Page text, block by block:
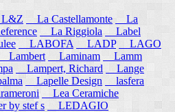
La Castellamonte
La
La Riggiola
Label
LABOFA LADP
LAGO
Lambert Laminam
Lamm
Lampert, Richard
Lange
Lapelle Design
lasfera
Lea Ceramiche
by stef s
LEDAGIO